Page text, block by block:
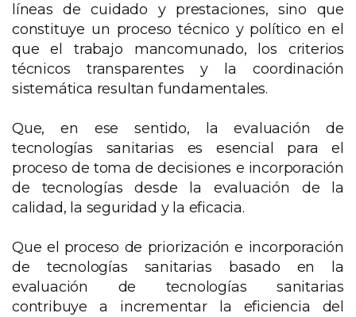
líneas de cuidado y prestaciones, sino que
constituye un proceso técnico y político en el
que el trabajo mancomunado, los criterios
técnicos transparentes y la coordinación
sistemática resultan fundamentales.
Que, en ese sentido, la evaluación de
tecnologías sanitarias es esencial para el
proceso de toma de decisiones e incorporación
de tecnologías desde la evaluación de la
calidad, la seguridad y la eficacia.
Que el proceso de priorización e incorporación
de tecnologías sanitarias basado en la
evaluación de tecnologías sanitarias
contribuye a incrementar la eficiencia del